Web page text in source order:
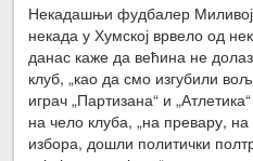
Некадашњи фудбалер
некада у Хумској врвело од
данас каже да већина не
клуб, „као да смо изгубили
играч „Партизана“ и
на чело клуба, „на превару,
избора, дошли политички